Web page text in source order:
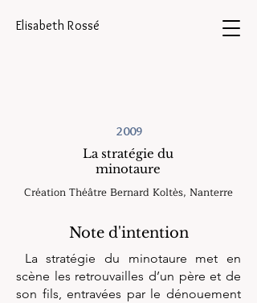
Elisabeth Rossé
2009
La stratégie du
minotaure
Création Théâtre Bernard Koltès, Nanterre
Note d'intention
La stratégie du minotaure met en
scène les retrouvailles d’un père et de
son fils, entravées par le dénouement